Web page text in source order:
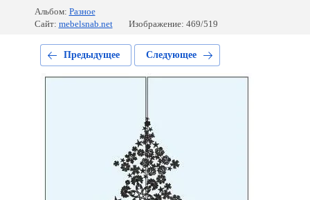
Альбом: Разное
Сайт: mebelsnab.net Изображение: 469/519
Предыдущее Следующее